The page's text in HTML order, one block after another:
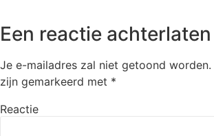
Een reactie achterlaten
Je e-mailadres zal niet getoond worden.
zijn gemarkeerd met *
Reactie